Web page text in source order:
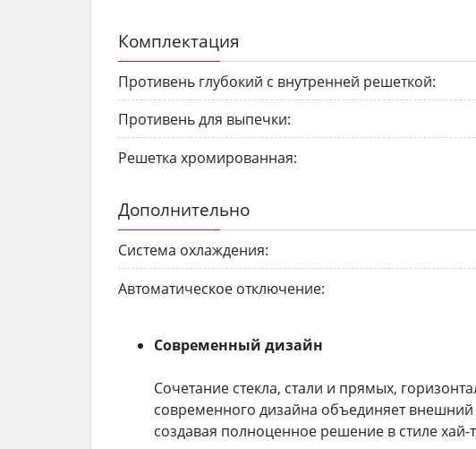
Комплектация
Противень глубокий с внутренней решеткой:
Противень для выпечки:
Решетка хромированная:
Дополнительно
Система охлаждения:
Автоматическое отключение:
Современный дизайн
Сочетание стекла, стали и прямых,
современного дизайна объединяет
создавая полноценное решение в стиле хай-